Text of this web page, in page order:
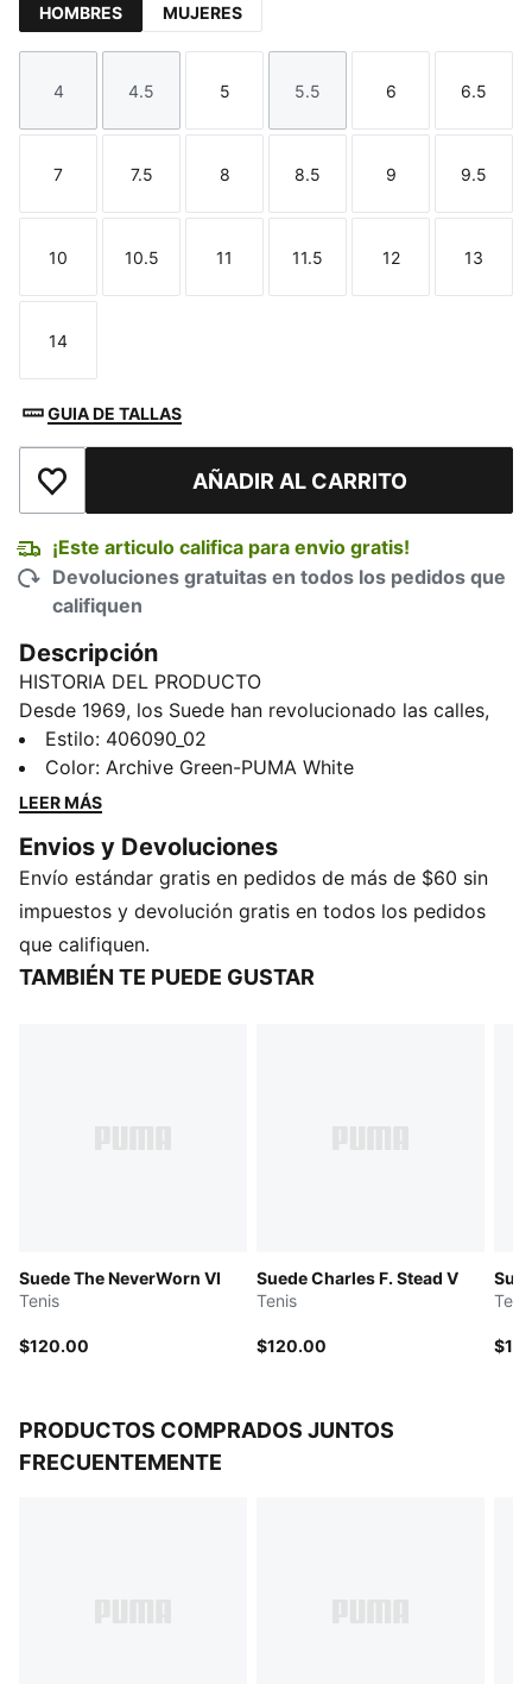
HOMBRES MUJERES
Talla
4
Talla
4.5
Talla
5
Talla
5.5
Talla
6
Talla
6.5
Talla
7
Talla
7.5
Talla
8
Talla
8.5
Talla
9
Talla
9.5
Talla
10
Talla
10.5
Talla
11
Talla
11.5
Talla
12
Talla
13
Talla
14
GUIA DE TALLAS
Añadir a la lista de deseosAÑADIR AL CARRITO
¡Este articulo califica para envio gratis!
Devoluciones gratuitas en todos los pedidos que
califiquen
Descripción
HISTORIA DEL PRODUCTO
Desde 1969, los Suede han revolucionado las calles,
las canchas y la cultura, y los han usado tanto íconos
como skaters, basquetbolistas e innovadores.
Décadas después, sigue marcando la pauta en cuanto
Suede Crochet combinan distintas texturas para dar
un aire renovado a este ícono.
CARACTERÍSTICAS Y VENTAJAS
SOFTFOAM+: Plantilla cómoda y fácil de poner,
diseñada para ofrecer una amortiguación suave
Estilo: 406090_02
Color: Archive Green-PUMA White
LEER MÁS
Envios y Devoluciones
Envío estándar gratis en pedidos de más de $60 sin
impuestos y devolución gratis en todos los pedidos
que califiquen.
TAMBIÉN TE PUEDE GUSTAR
Suede The NeverWorn VI
Tenis
$120.00
Suede Charles F. Stead V
Tenis
$120.00
PRODUCTOS COMPRADOS JUNTOS
FRECUENTEMENTE